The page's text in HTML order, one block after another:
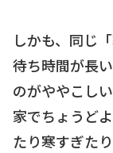
しかも、同じ
待ち時間が長
のがややこしい
家でちょうど
たり寒すぎた